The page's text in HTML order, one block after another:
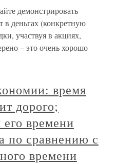
демонстрировать
в деньгах (конкретную
участвуя в акциях,
– это очень хорошо
время
дорого;
времени
по сравнению с
времени